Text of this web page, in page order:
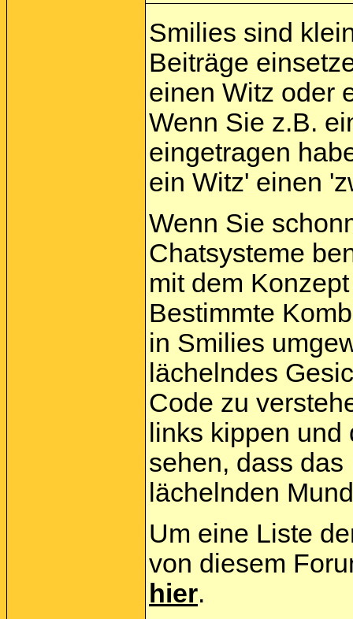
Smilies sind
Beiträge
einen Witz oder
Wenn Sie z.B.
eingetragen
ein Witz' einen
Wenn Sie
Chatsysteme
mit dem
Bestimmte
in Smilies
lächelndes
Code zu
links kippen
sehen, dass das
lächelnden
Um eine Liste
von diesem
hier.